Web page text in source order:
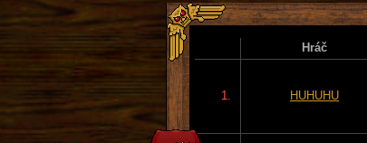
Hráč
1. HUHUHU